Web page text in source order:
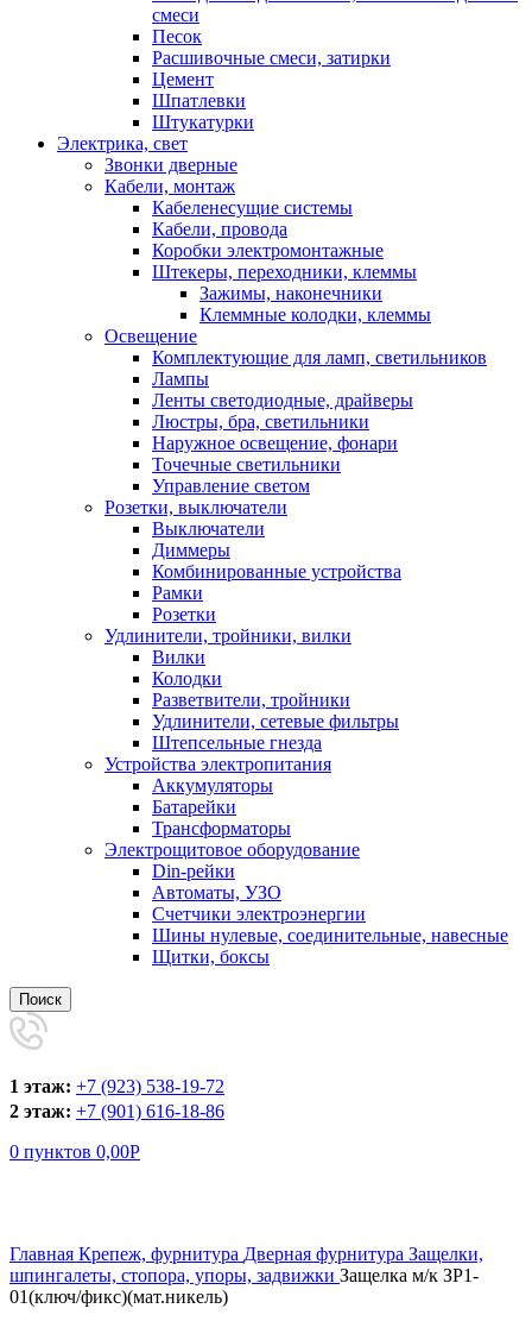
смеси
Песок
Расшивочные смеси, затирки
Цемент
Шпатлевки
Штукатурки
Электрика, свет
Звонки дверные
Кабели, монтаж
Кабеленесущие системы
Кабели, провода
Коробки электромонтажные
Штекеры, переходники, клеммы
Зажимы, наконечники
Клеммные колодки, клеммы
Освещение
Комплектующие для ламп, светильников
Лампы
Ленты светодиодные, драйверы
Люстры, бра, светильники
Наружное освещение, фонари
Точечные светильники
Управление светом
Розетки, выключатели
Выключатели
Диммеры
Комбинированные устройства
Рамки
Розетки
Удлинители, тройники, вилки
Вилки
Колодки
Разветвители, тройники
Удлинители, сетевые фильтры
Штепсельные гнезда
Устройства электропитания
Аккумуляторы
Батарейки
Трансформаторы
Электрощитовое оборудование
Din-рейки
Автоматы, УЗО
Счетчики электроэнергии
Шины нулевые, соединительные, навесные
Щитки, боксы
Поиск
1 этаж: +7 (923) 538-19-72
2 этаж: +7 (901) 616-18-86
0 пунктов 0,00Р
Главная Крепеж, фурнитура Дверная фурнитура Защелки,
шпингалеты, стопора, упоры, задвижки Защелка м/к ЗР1-
01(ключ/фикс)(мат.никель)